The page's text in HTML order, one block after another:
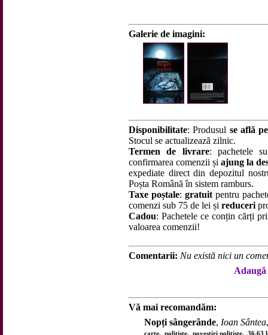
Galerie de imagini:
Disponibilitate: Produsul se află
Stocul se actualizează zilnic.
Termen de livrare: pachetele
confirmarea comenzii șiajung la
expediate direct din depozitul
Poșta Română în sistem ramburs.
Taxe poștale: gratuitpentru
comenzi sub 75 de lei și reduceri
Cadou: Pachetele ce conțin cărți
valoarea comenzii!
Comentarii: Nu există nici un
Vă mai recomandăm:
Nopți sângerânde, Ioan Sântea
carte, polițiste, povestiri polițiste,